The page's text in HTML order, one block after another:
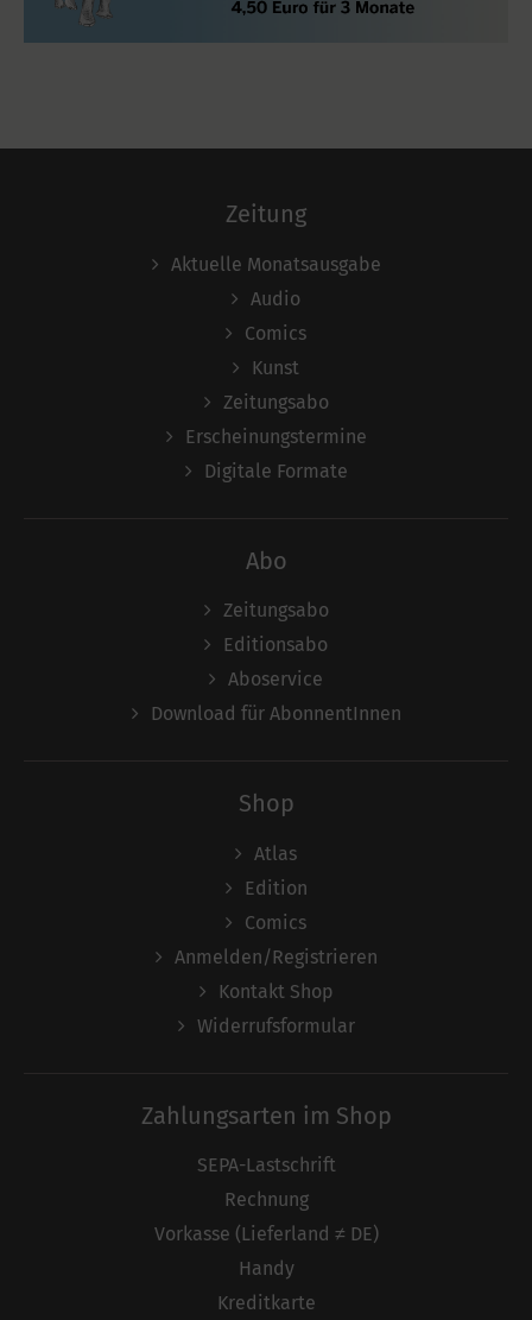
Zeitung
Aktuelle Monatsausgabe
Audio
Comics
Kunst
Zeitungsabo
Erscheinungstermine
Digitale Formate
Abo
Zeitungsabo
Editionsabo
Aboservice
Download für AbonnentInnen
Shop
Atlas
Edition
Comics
Anmelden/Registrieren
Kontakt Shop
Widerrufsformular
Zahlungsarten im Shop
SEPA-Lastschrift
Rechnung
Vorkasse (Lieferland ≠ DE)
Handy
Kreditkarte